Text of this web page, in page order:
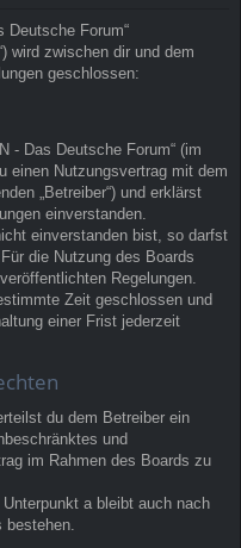
Deutsche Forum“
wird zwischen dir und dem
geschlossen:
- Das Deutsche Forum“ (im
einen Nutzungsvertrag mit dem
„Betreiber“) und erklärst
einverstanden.
einverstanden bist, so darfst
die Nutzung des Boards
Regelungen.
Zeit geschlossen und
einer Frist jederzeit
du dem Betreiber ein
und
im Rahmen des Boards zu
a bleibt auch nach
bestehen.